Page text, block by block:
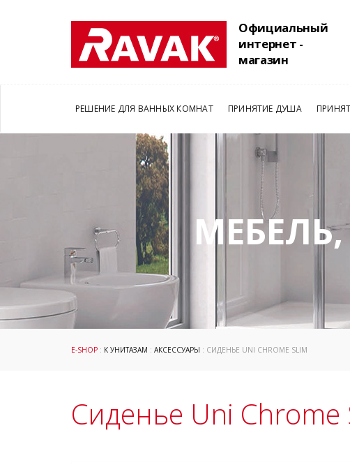
Официальный
интернет -
магазин
РЕШЕНИЕ ДЛЯ ВАННЫХ КОМНАТ ПРИНЯТИЕ ДУША
E-SHOP : К УНИТАЗАМ : АКСЕССУАРЫ : СИДЕНЬЕ UNI CHROME SLIM
Сиденье Uni Chrome